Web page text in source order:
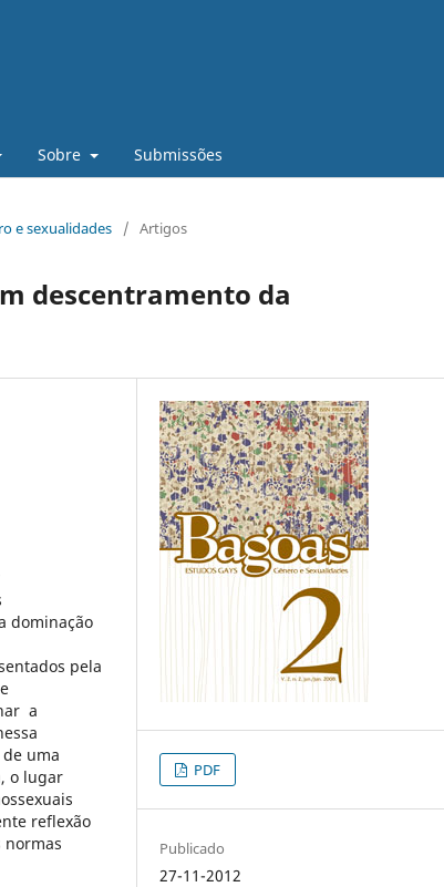
Sobre Submissões
e sexualidades / Artigos
descentramento da
dominação
pela
a
uma
o lugar
reflexão
normas
PDF
Publicado
27-11-2012